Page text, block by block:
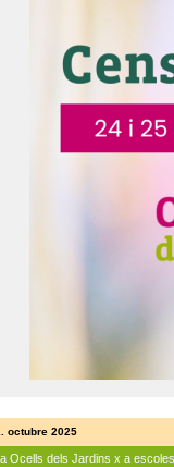
octubre 2025
Ocells dels Jardins x a escoles